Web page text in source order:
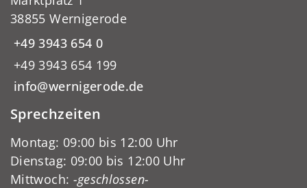
38855 Wernigerode
+49 3943 654 0
+49 3943 654 199
info@wernigerode.de
Sprechzeiten
Montag: 09:00 bis 12:00 Uhr
Dienstag: 09:00 bis 12:00 Uhr
Mittwoch: -geschlossen-